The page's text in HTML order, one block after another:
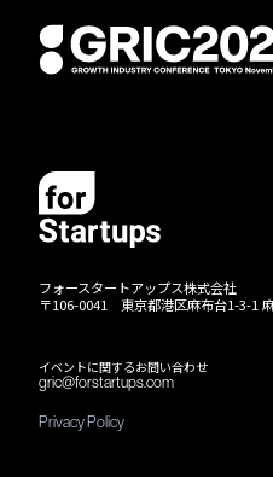
フォースタートアップス株式会社
〒106-0041 東京都港区麻布台1-3-1
イベントに関するお問い合わせ
gric@forstartups.com
Privacy Policy